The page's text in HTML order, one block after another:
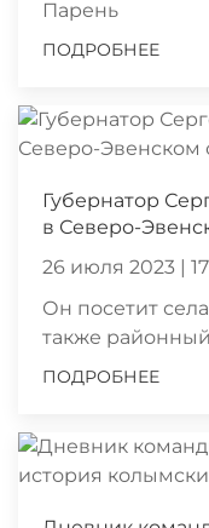
Парень
ПОДРОБНЕЕ
Губернатор
в Северо-
26 июля 2023 |
Он посетит
также
ПОДРОБНЕЕ